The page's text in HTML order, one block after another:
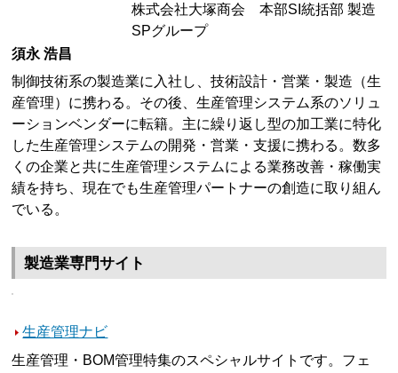
株式会社大塚商会 本部SI統括部 製造
SPグループ
須永 浩昌
制御技術系の製造業に入社し、技術設計・営業・製造（生
産管理）に携わる。その後、生産管理システム系のソリュ
ーションベンダーに転籍。主に繰り返し型の加工業に特化
した生産管理システムの開発・営業・支援に携わる。数多
くの企業と共に生産管理システムによる業務改善・稼働実
績を持ち、現在でも生産管理パートナーの創造に取り組ん
でいる。
製造業専門サイト
生産管理ナビ
生産管理・BOM管理特集のスペシャルサイトです。フェ